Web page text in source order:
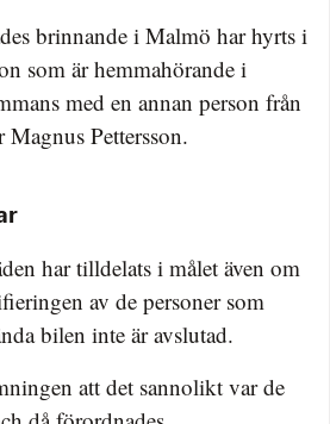
brinnande i Malmö har hyrts i
som är hemmahörande i
med en annan person från
Pettersson.
har tilldelats i målet även om
av de personer som
bilen inte är avslutad.
att det sannolikt var de